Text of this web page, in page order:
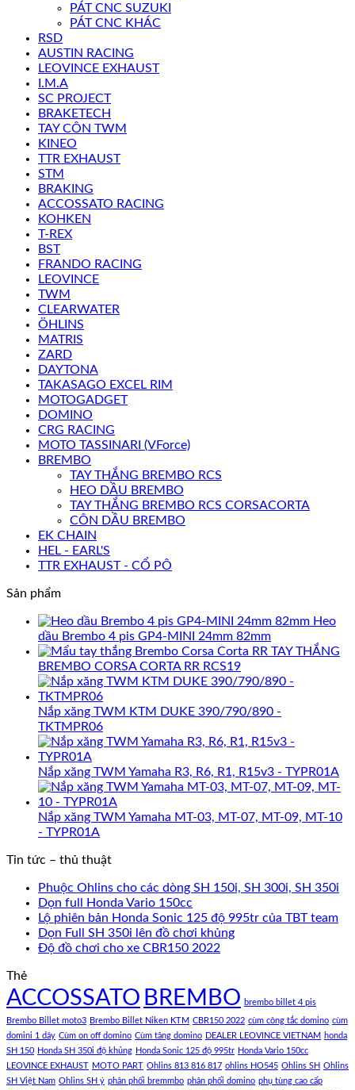
PÁT CNC SUZUKI
PÁT CNC KHÁC
RSD
AUSTIN RACING
LEOVINCE EXHAUST
I.M.A
SC PROJECT
BRAKETECH
TAY CÔN TWM
KINEO
TTR EXHAUST
STM
BRAKING
ACCOSSATO RACING
KOHKEN
T-REX
BST
FRANDO RACING
LEOVINCE
TWM
CLEARWATER
ÖHLINS
MATRIS
ZARD
DAYTONA
TAKASAGO EXCEL RIM
MOTOGADGET
DOMINO
CRG RACING
MOTO TASSINARI (VForce)
BREMBO
TAY THẮNG BREMBO RCS
HEO DẦU BREMBO
TAY THẮNG BREMBO RCS CORSACORTA
CÔN DẦU BREMBO
EK CHAIN
HEL - EARL'S
TTR EXHAUST - CỔ PÔ
Sản phẩm
Heo
dầu Brembo 4 pis GP4-MINI 24mm 82mm
TAY THẮNG
BREMBO CORSA CORTA RR RCS19
Nắp xăng TWM KTM DUKE 390/790/890 -
TKTMPR06
Nắp xăng TWM Yamaha R3, R6, R1, R15v3 - TYPR01A
Nắp xăng TWM Yamaha MT-03, MT-07, MT-09, MT-10
- TYPR01A
Tin tức – thủ thuật
Phuộc Ohlins cho các dòng SH 150i, SH 300i, SH 350i
Dọn full Honda Vario 150cc
Lộ phiên bản Honda Sonic 125 độ 995tr của TBT team
Dọn Full SH 350i lên đồ chơi khủng
Độ đồ chơi cho xe CBR150 2022
Thẻ
ACCOSSATO BREMBO brembo billet 4 pis
Brembo Billet moto3 Brembo Billet Niken KTM CBR150 2022 cùm công tắc domino cùm
domini 1 dây Cùm on off domino Cùm tăng domino DEALER LEOVINCE VIETNAM honda
SH 150 Honda SH 350i độ khủng Honda Sonic 125 độ 995tr Honda Vario 150cc
LEOVINCE EXHAUST MOTO PART Ohlins 813 816 817 ohlins HO545 Ohlins SH Ohlins
SH Việt Nam Ohlins SH ý phân phối bremmbo phân phối domino phụ tùng cao cấp